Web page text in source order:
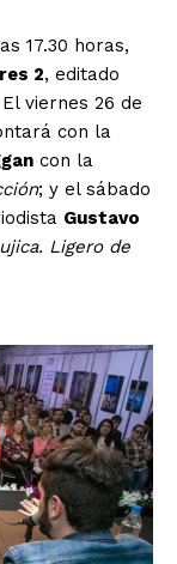
17.30 horas,
2, editado
viernes 26 de
con la
con la
; y el sábado
Gustavo
Ligero de